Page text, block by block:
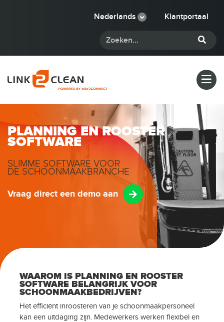
Nederlands Klantportaal
PLANNING EN ROOSTER
SOFTWARE
SLIMME SOFTWARE VOOR
DE SCHOONMAAKBRANCHE
Vraag direct een demo aan
WAAROM IS PLANNING EN ROOSTER
SOFTWARE BELANGRIJK VOOR
SCHOONMAAKBEDRIJVEN?
Het efficiënt inroosteren van je schoonmaakpersoneel
kan een uitdaging zijn. Medewerkers werken flexibel en